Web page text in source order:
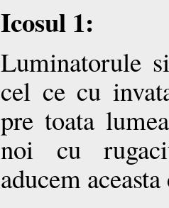
Icosul 1:
Luminatorule
cel ce cu
pre toata
noi cu
aducem